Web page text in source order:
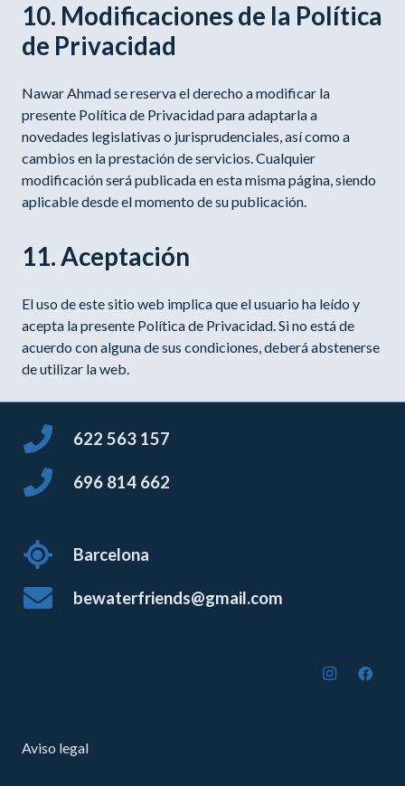
10. Modificaciones de la Política
de Privacidad
Nawar Ahmad se reserva el derecho a modificar la
presente Política de Privacidad para adaptarla a
novedades legislativas o jurisprudenciales, así como a
cambios en la prestación de servicios. Cualquier
modificación será publicada en esta misma página, siendo
aplicable desde el momento de su publicación.
11. Aceptación
El uso de este sitio web implica que el usuario ha leído y
acepta la presente Política de Privacidad. Si no está de
acuerdo con alguna de sus condiciones, deberá abstenerse
de utilizar la web.
622 563 157
696 814 662
Barcelona
bewaterfriends@gmail.com
Aviso legal